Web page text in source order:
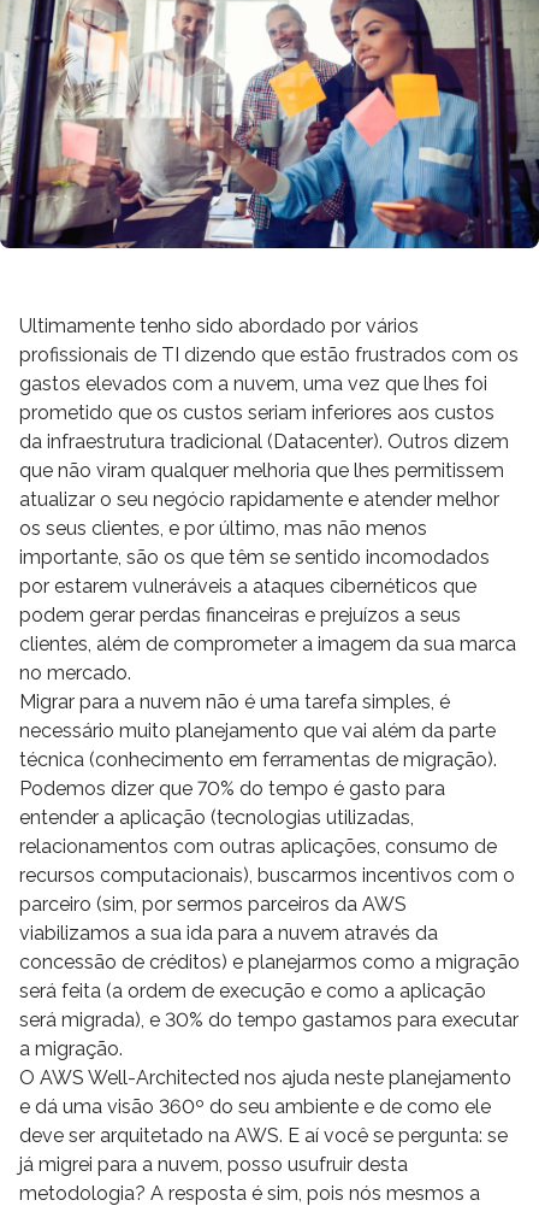
Ultimamente tenho sido abordado por vários
profissionais de TI dizendo que estão frustrados com os
gastos elevados com a nuvem, uma vez que lhes foi
prometido que os custos seriam inferiores aos custos
da infraestrutura tradicional (Datacenter). Outros dizem
que não viram qualquer melhoria que lhes permitissem
atualizar o seu negócio rapidamente e atender melhor
os seus clientes, e por último, mas não menos
importante, são os que têm se sentido incomodados
por estarem vulneráveis a ataques cibernéticos que
podem gerar perdas financeiras e prejuízos a seus
clientes, além de comprometer a imagem da sua marca
no mercado.
Migrar para a nuvem não é uma tarefa simples, é
necessário muito planejamento que vai além da parte
técnica (conhecimento em ferramentas de migração).
Podemos dizer que 70% do tempo é gasto para
entender a aplicação (tecnologias utilizadas,
relacionamentos com outras aplicações, consumo de
recursos computacionais), buscarmos incentivos com o
parceiro (sim, por sermos parceiros da AWS
viabilizamos a sua ida para a nuvem através da
concessão de créditos) e planejarmos como a migração
será feita (a ordem de execução e como a aplicação
será migrada), e 30% do tempo gastamos para executar
a migração.
O AWS Well-Architected nos ajuda neste planejamento
e dá uma visão 360º do seu ambiente e de como ele
deve ser arquitetado na AWS. E aí você se pergunta: se
já migrei para a nuvem, posso usufruir desta
metodologia? A resposta é sim, pois nós mesmos a